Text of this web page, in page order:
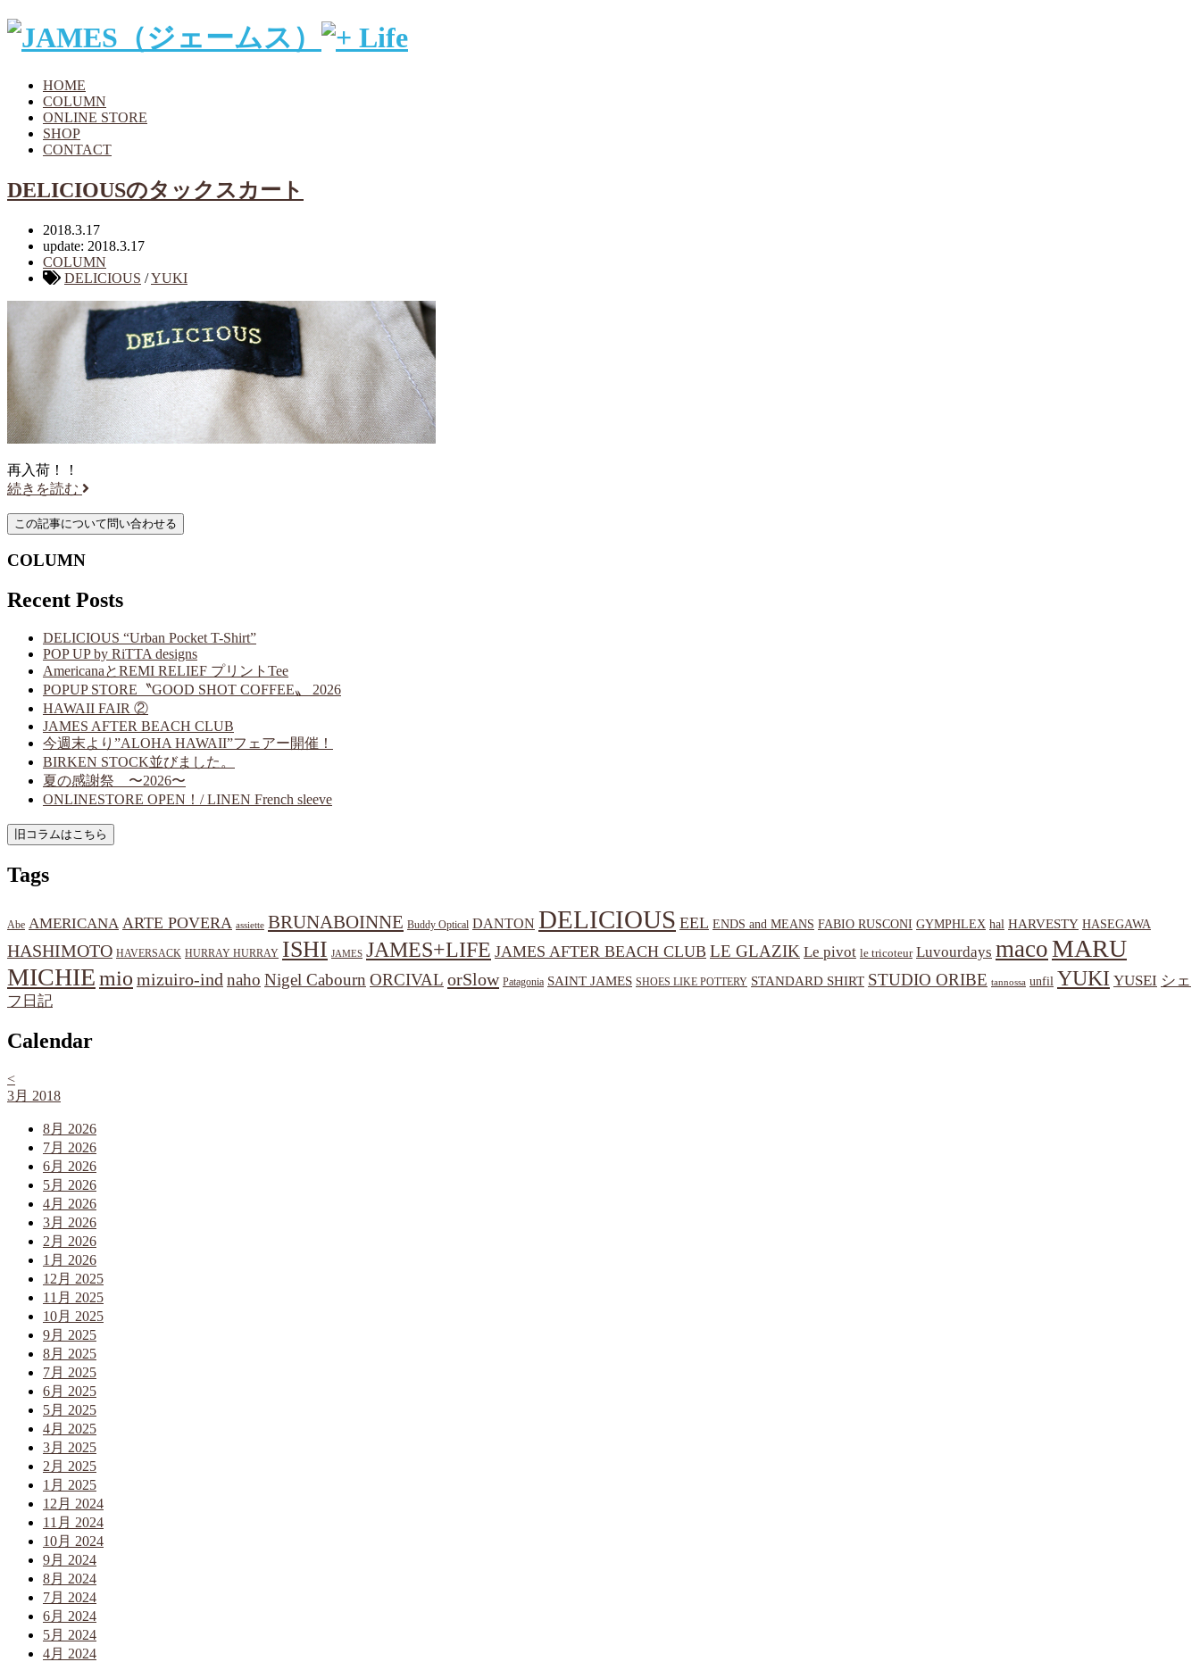
HOME
COLUMN
ONLINE STORE
SHOP
CONTACT
DELICIOUSのタックスカート
2018.3.17
update: 2018.3.17
COLUMN
DELICIOUS /YUKI
再入荷！！
続きを読む
COLUMN
Recent Posts
DELICIOUS “Urban Pocket T-Shirt”
POP UP by RiTTA designs
AmericanaとREMI RELIEF プリントTee
POPUP STORE〝GOOD SHOT COFFEE〟 2026
HAWAII FAIR ②
JAMES AFTER BEACH CLUB
今週末より”ALOHA HAWAII”フェアー開催！
BIRKEN STOCK並びました。
夏の感謝祭 〜2026〜
ONLINESTORE OPEN！/ LINEN French sleeve
Tags
Abe AMERICANA ARTE POVERA assiette BRUNABOINNE Buddy Optical DANTON DELICIOUS EEL ENDS and MEANS FABIO RUSCONI GYMPHLEX hal HARVESTY HASEGAWA
HASHIMOTO HAVERSACK HURRAY HURRAY ISHI JAMES JAMES+LIFE JAMES AFTER BEACH CLUB LE GLAZIK Le pivot le tricoteur Luvourdays macoMARU
MICHIEmio mizuiro-ind naho Nigel Cabourn ORCIVAL orSlow Patagonia SAINT JAMES SHOES LIKE POTTERY STANDARD SHIRT STUDIO ORIBE tannossa unfil YUKI YUSEI シェ
フ日記
Calendar
<
3月 2018
8月 2026
7月 2026
6月 2026
5月 2026
4月 2026
3月 2026
2月 2026
1月 2026
12月 2025
11月 2025
10月 2025
9月 2025
8月 2025
7月 2025
6月 2025
5月 2025
4月 2025
3月 2025
2月 2025
1月 2025
12月 2024
11月 2024
10月 2024
9月 2024
8月 2024
7月 2024
6月 2024
5月 2024
4月 2024